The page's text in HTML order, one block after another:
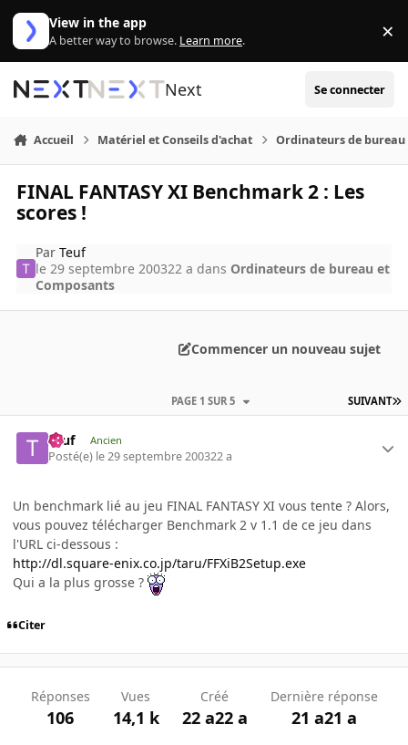
Aller au contenu
View in the app
A better way to browse. Learn more. ×
Next Se connecter
Accueil Matériel et Conseils d'achat Ordinateurs de bureau
FINAL FANTASY XI Benchmark 2 : Les
scores !
ParTeuf
le 29 septembre 200322 a dans Ordinateurs de bureau et
Composants
Commencer un nouveau sujet
SUIVANT
PAGE 1 SUR 5
Teuf Ancien
Posté(e) le 29 septembre 200322 a
Un benchmark lié au jeu FINAL FANTASY XI vous tente ? Alors,
vous pouvez télécharger Benchmark 2 v 1.1 de ce jeu dans
l'URL ci-dessous :
http://dl.square-enix.co.jp/taru/FFXiB2Setup.exe
Qui a la plus grosse ?
Citer
Réponses
106
Vues
14,1 k
Créé
22 a22 a
Dernière réponse
21 a21 a